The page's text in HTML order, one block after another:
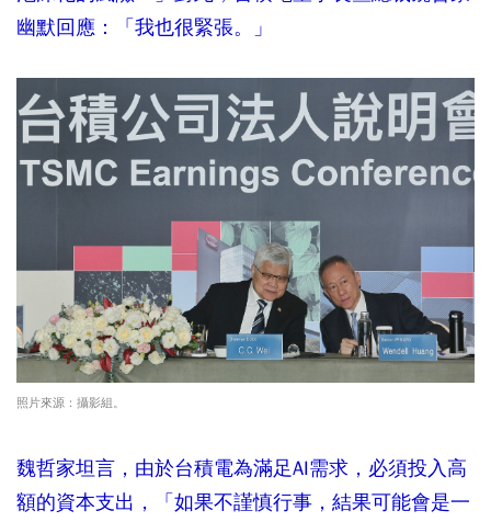
幽默回應：「我也很緊張。」
照片來源：攝影組。
魏哲家坦言，由於台積電為滿足AI需求，必須投入高
額的資本支出，「如果不謹慎行事，結果可能會是一